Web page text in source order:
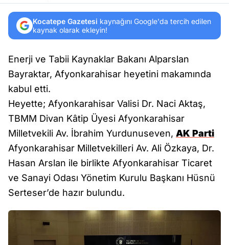
Kocatepe Gazetesi kaynağını Google'da tercih edilen
kaynak olarak ekleyin!
Enerji ve Tabii Kaynaklar Bakanı Alparslan
Bayraktar, Afyonkarahisar heyetini makamında
kabul etti.
Heyette; Afyonkarahisar Valisi Dr. Naci Aktaş,
TBMM Divan Kâtip Üyesi Afyonkarahisar
Milletvekili Av. İbrahim Yurdunuseven, AK Parti
Afyonkarahisar Milletvekilleri Av. Ali Özkaya, Dr.
Hasan Arslan ile birlikte Afyonkarahisar Ticaret
ve Sanayi Odası Yönetim Kurulu Başkanı Hüsnü
Serteser’de hazır bulundu.